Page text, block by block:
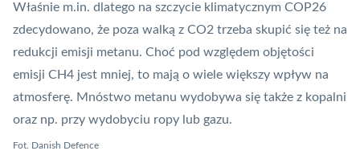
Właśnie m.in. dlatego na szczycie klimatycznym COP26
zdecydowano, że poza walką z CO2 trzeba skupić się też na
redukcji emisji metanu. Choć pod względem objętości
emisji CH4 jest mniej, to mają o wiele większy wpływ na
atmosferę. Mnóstwo metanu wydobywa się także z kopalni
oraz np. przy wydobyciu ropy lub gazu.
Fot. Danish Defence